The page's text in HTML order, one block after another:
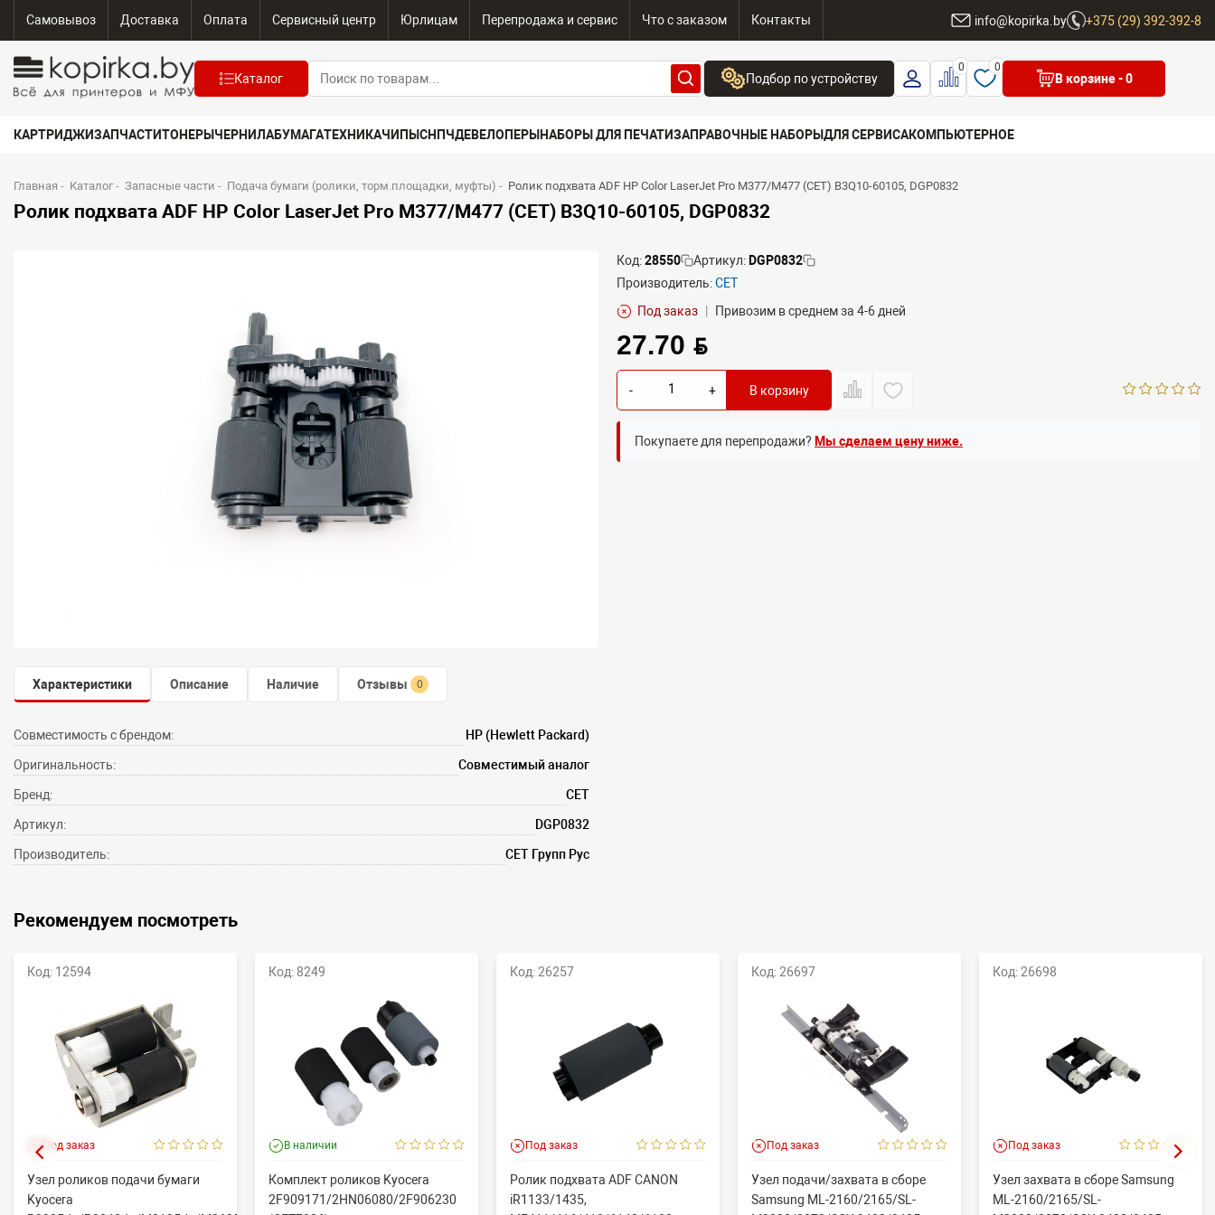
Самовывоз Доставка Оплата Сервисный центр Юрлицам Перепродажа и сервис Что с заказом Контакты info@kopirka.by +375 (29) 392-392-8
Каталог Подбор по устройству
Выберите бренд
Сначала выберите бренд
0 0
В корзине- 0
КАРТРИДЖИЗАПЧАСТИТОНЕРЫ ЧЕРНИЛАБУМАГАТЕХНИКАЧИПЫСНПЧДЕВЕЛОПЕРЫ НАБОРЫ ДЛЯ ПЕЧАТИЗАПРАВОЧНЫЕ НАБОРЫДЛЯ СЕРВИСАКОМПЬЮТЕРНОЕ
Главная - Каталог - Запасные части - Подача бумаги (ролики, торм.площадки, муфты) - Ролик подхвата ADF HP Color LaserJet Pro M377/M477 (CET) B3Q10-60105, DGP0832
Ролик подхвата ADF HP Color LaserJet Pro M377/M477 (CET) B3Q10-60105, DGP0832
Характеристики Описание Наличие Отзывы 0
Совместимость с брендом: HP (Hewlett Packard)
Оригинальность: Совместимый аналог
Бренд: CET
Артикул: DGP0832
Производитель: СЕТ Групп Рус
Код:28550 Артикул: DGP0832
Производитель:CET
Под заказ
Привозим в среднем за 4-6 дней
27.70 BYN
- + В корзину
Покупаете для перепродажи? Мы сделаем цену ниже.
Рекомендуем посмотреть
Код: 12594
Под заказ
Узел роликов подачи бумаги
Kyocera
Код: 8249
В наличии
Комплект роликов Kyocera
2F909171/2HN06080/2F906230
Код: 26257
Под заказ
Ролик подхвата ADF CANON
iR1133/1435,
Код: 26697
Под заказ
Узел подачи/захвата в сборе
Samsung ML-2160/2165/SL-
Код: 26698
Под заказ
Узел захвата в сборе Samsung
ML-2160/2165/SL-